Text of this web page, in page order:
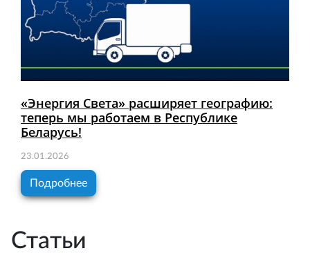
«Энергия Света» расширяет географию:
теперь мы работаем в Республике
Беларусь!
23.01.2026
Подробнее
Статьи